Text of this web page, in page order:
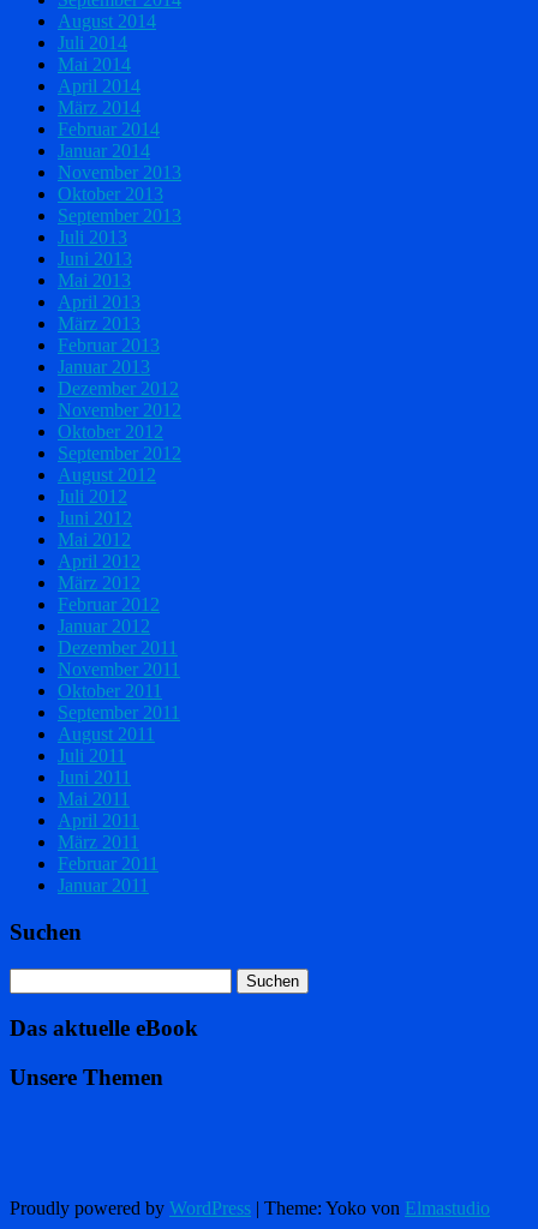
August 2014
Juli 2014
Mai 2014
April 2014
März 2014
Februar 2014
Januar 2014
November 2013
Oktober 2013
September 2013
Juli 2013
Juni 2013
Mai 2013
April 2013
März 2013
Februar 2013
Januar 2013
Dezember 2012
November 2012
Oktober 2012
September 2012
August 2012
Juli 2012
Juni 2012
Mai 2012
April 2012
März 2012
Februar 2012
Januar 2012
Dezember 2011
November 2011
Oktober 2011
September 2011
August 2011
Juli 2011
Juni 2011
Mai 2011
April 2011
März 2011
Februar 2011
Januar 2011
Suchen
Das aktuelle eBook
Unsere Themen
Proudly powered by WordPress | Theme: Yoko von Elmastudio